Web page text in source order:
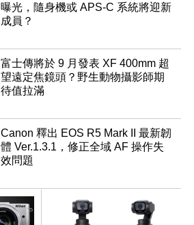
曝光，隨身機或 APS-C 系統將迎新
成員？
富士傳將於 9 月發表 XF 400mm 超
望遠定焦鏡頭？野生動物攝影師期
待值拉滿
Canon 釋出 EOS R5 Mark II 最新韌
體 Ver.1.3.1，修正全域 AF 操作失
效問題